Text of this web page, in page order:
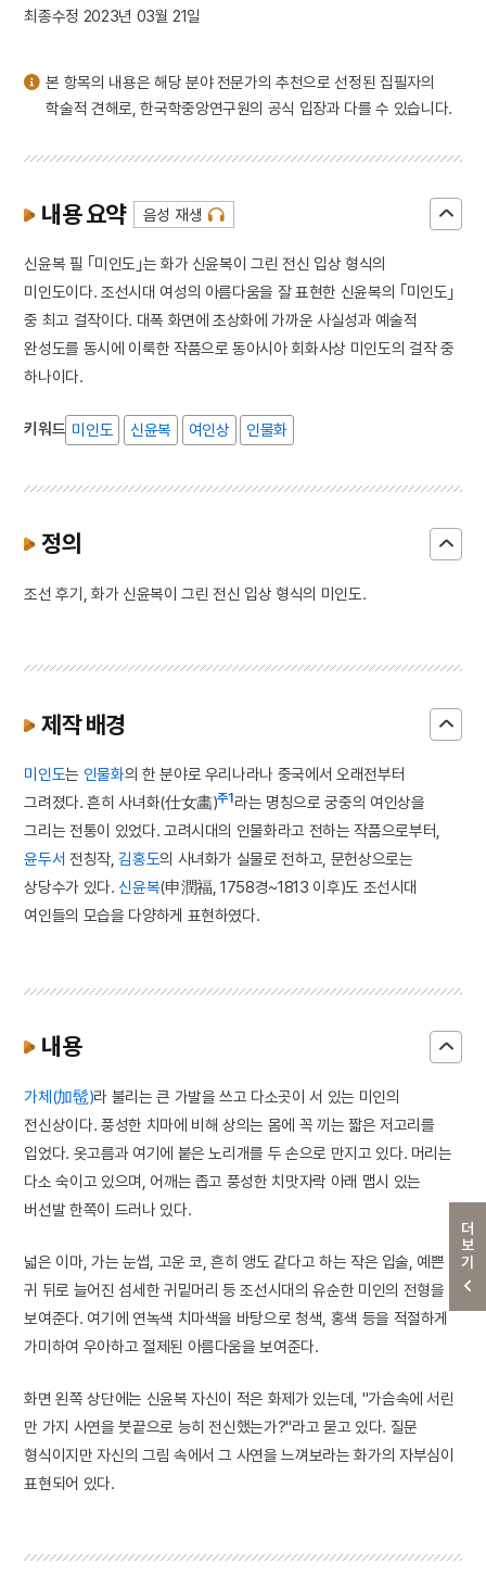
더보기
최종수정 2023년 03월 21일
본 항목의 내용은 해당 분야 전문가의 추천으로 선정된 집필자의
학술적 견해로, 한국학중앙연구원의 공식 입장과 다를 수 있습니다.
내용 요약 음성 재생
신윤복 필 ｢미인도｣는 화가 신윤복이 그린 전신 입상 형식의
미인도이다. 조선시대 여성의 아름다움을 잘 표현한 신윤복의 ｢미인도｣
중 최고 걸작이다. 대폭 화면에 초상화에 가까운 사실성과 예술적
완성도를 동시에 이룩한 작품으로 동아시아 회화사상 미인도의 걸작 중
하나이다.
키워드 미인도 신윤복 여인상 인물화
정의
조선 후기, 화가 신윤복이 그린 전신 입상 형식의 미인도.
제작 배경
미인도는 인물화의 한 분야로 우리나라나 중국에서 오래전부터
그려졌다. 흔히 사녀화(仕女畵)주1 라는 명칭으로 궁중의 여인상을
그리는 전통이 있었다. 고려시대의 인물화라고 전하는 작품으로부터,
윤두서 전칭작,김홍도의 사녀화가 실물로 전하고, 문헌상으로는
상당수가 있다. 신윤복(申潤福, 1758경~1813 이후)도 조선시대
여인들의 모습을 다양하게 표현하였다.
내용
가체(加髢)라 불리는 큰 가발을 쓰고 다소곳이 서 있는 미인의
전신상이다. 풍성한 치마에 비해 상의는 몸에 꼭 끼는 짧은 저고리를
입었다. 옷고름과 여기에 붙은 노리개를 두 손으로 만지고 있다. 머리는
다소 숙이고 있으며, 어깨는 좁고 풍성한 치맛자락 아래 맵시 있는
버선발 한쪽이 드러나 있다.
넓은 이마, 가는 눈썹, 고운 코, 흔히 앵도 같다고 하는 작은 입술, 예쁜
귀 뒤로 늘어진 섬세한 귀밑머리 등 조선시대의 유순한 미인의 전형을
보여준다. 여기에 연녹색 치마색을 바탕으로 청색, 홍색 등을 적절하게
가미하여 우아하고 절제된 아름다움을 보여준다.
화면 왼쪽 상단에는 신윤복 자신이 적은 화제가 있는데, "가슴속에 서린
만 가지 사연을 붓끝으로 능히 전신했는가?"라고 묻고 있다. 질문
형식이지만 자신의 그림 속에서 그 사연을 느껴보라는 화가의 자부심이
표현되어 있다.